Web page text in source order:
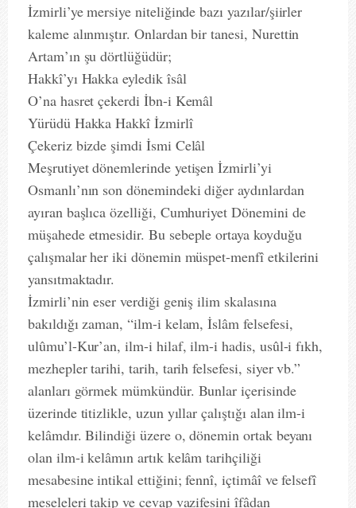
İzmirli’ye mersiye niteliğinde bazı yazılar/şiirler
kaleme alınmıştır. Onlardan bir tanesi, Nurettin
Artam’ın şu dörtlüğüdür;
Hakkî’yı Hakka eyledik îsâl
O’na hasret çekerdi İbn-i Kemâl
Yürüdü Hakka Hakkî İzmirlî
Çekeriz bizde şimdi İsmi Celâl
Meşrutiyet dönemlerinde yetişen İzmirli’yi
Osmanlı’nın son dönemindeki diğer aydınlardan
ayıran başlıca özelliği, Cumhuriyet Dönemini de
müşahede etmesidir. Bu sebeple ortaya koyduğu
çalışmalar her iki dönemin müspet-menfî etkilerini
yansıtmaktadır.
İzmirli’nin eser verdiği geniş ilim skalasına
bakıldığı zaman, “ilm-i kelam, İslâm felsefesi,
ulûmu’l-Kur’an, ilm-i hilaf, ilm-i hadis, usûl-i fıkh,
mezhepler tarihi, tarih, tarih felsefesi, siyer vb.”
alanları görmek mümkündür. Bunlar içerisinde
üzerinde titizlikle, uzun yıllar çalıştığı alan ilm-i
kelâmdır. Bilindiği üzere o, dönemin ortak beyanı
olan ilm-i kelâmın artık kelâm tarihçiliği
mesabesine intikal ettiğini; fennî, içtimâî ve felsefî
meseleleri takip ve cevap vazifesini îfâdan